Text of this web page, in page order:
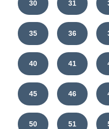
30 31
35 36
40 41
45 46
50 51